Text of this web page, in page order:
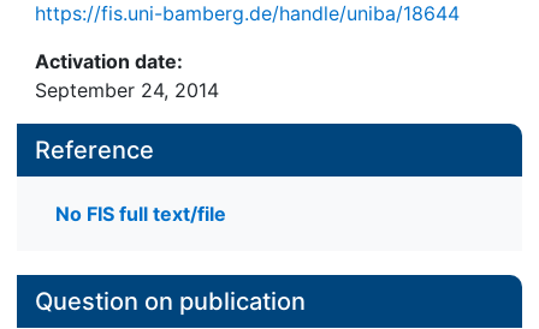
https://fis.uni-bamberg.de/handle/uniba/18644
Activation date:
September 24, 2014
Reference
No FIS full text/file
Question on publication